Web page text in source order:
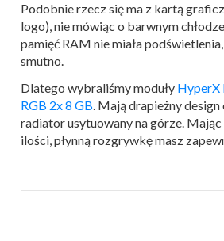
Podobnie rzecz się ma z kartą
logo), nie mówiąc o barwnym
pamięć RAM nie miała
smutno.
Dlatego wybraliśmy moduły HyperX
RGB 2x 8 GB. Mają drapieżny design
radiator usytuowany na górze.
ilości, płynną rozgrywkę masz